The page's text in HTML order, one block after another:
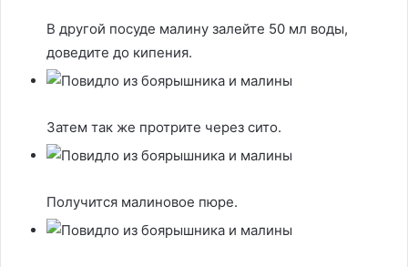
В другой посуде малину залейте 50 мл воды,
доведите до кипения.
Затем так же протрите через сито.
Получится малиновое пюре.